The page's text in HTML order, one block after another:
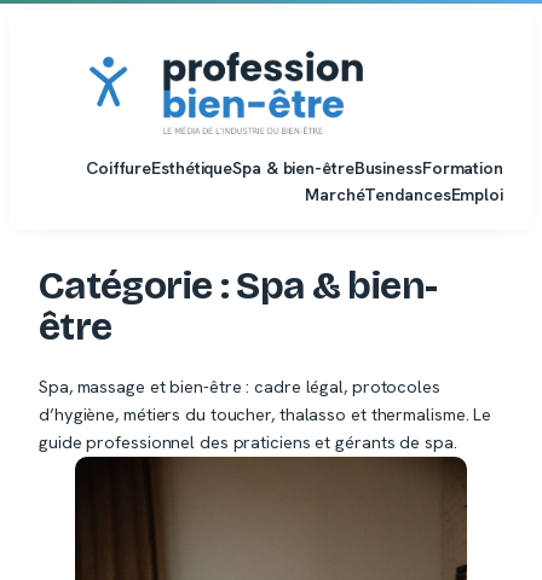
CoiffureEsthétiqueSpa & bien-êtreBusinessFormation
MarchéTendancesEmploi
Catégorie :Spa & bien-
être
Spa, massage et bien-être : cadre légal, protocoles
d’hygiène, métiers du toucher, thalasso et thermalisme. Le
guide professionnel des praticiens et gérants de spa.